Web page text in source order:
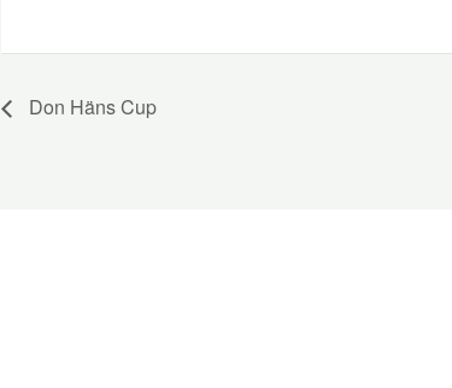
Don Häns Cup